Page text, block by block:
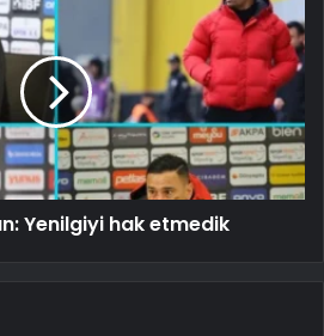
Yenilgiyi hak etmedik